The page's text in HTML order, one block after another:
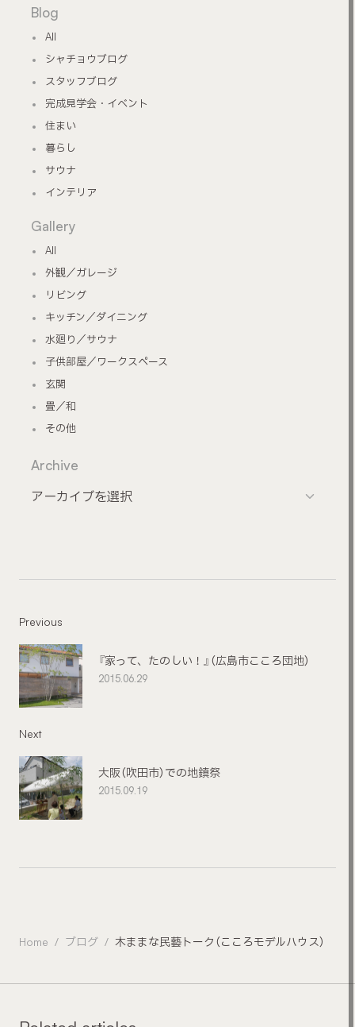
Blog
All
シャチョウブログ
スタッフブログ
完成見学会・イベント
住まい
暮らし
サウナ
インテリア
Gallery
All
外観／ガレージ
リビング
キッチン／ダイニング
水廻り／サウナ
子供部屋／ワークスペース
玄関
畳／和
その他
Archive
Previous
『家って、たのしい！』（広島市こころ団地）
2015.06.29
Next
大阪（吹田市）での地鎮祭
2015.09.19
Home ブログ 木ままな民藝トーク（こころモデルハウス）